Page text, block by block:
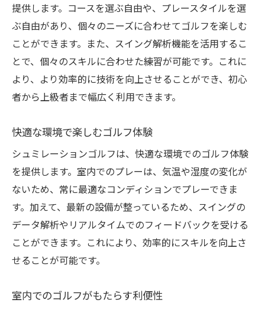
提供します。コースを選ぶ自由や、プレースタイルを選
ぶ自由があり、個々のニーズに合わせてゴルフを楽しむ
ことができます。また、スイング解析機能を活用するこ
とで、個々のスキルに合わせた練習が可能です。これに
より、より効率的に技術を向上させることができ、初心
者から上級者まで幅広く利用できます。
快適な環境で楽しむゴルフ体験
シュミレーションゴルフは、快適な環境でのゴルフ体験
を提供します。室内でのプレーは、気温や湿度の変化が
ないため、常に最適なコンディションでプレーできま
す。加えて、最新の設備が整っているため、スイングの
データ解析やリアルタイムでのフィードバックを受ける
ことができます。これにより、効率的にスキルを向上さ
せることが可能です。
室内でのゴルフがもたらす利便性